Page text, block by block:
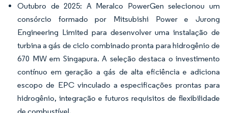
Outubro de 2025: A Meralco PowerGen selecionou um
consórcio formado por Mitsubishi Power e Jurong
Engineering Limited para desenvolver uma instalação de
turbina a gás de ciclo combinado pronta para hidrogênio de
670 MW em Singapura. A seleção destaca o investimento
contínuo em geração a gás de alta eficiência e adiciona
escopo de EPC vinculado a especificações prontas para
hidrogênio, integração e futuros requisitos de flexibilidade